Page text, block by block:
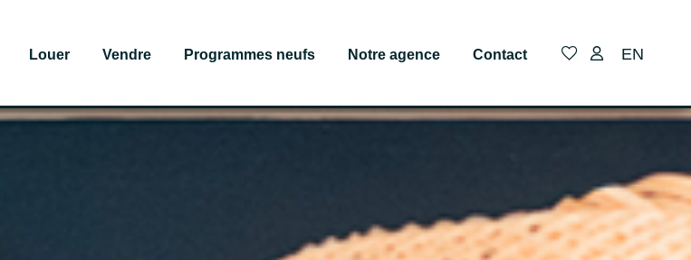
Louer Vendre Programmes neufs Notre agence Contact EN